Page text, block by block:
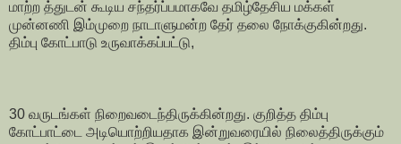
மாற்ற த்துடன் கூடிய சந்தர்ப்பமாகவே தமிழ்தேசிய மக்கள்
முன்னணி இம்முறை நாடாளுமன்ற தேர் தலை நோக்குகின்றது.
திம்பு கோட்பாடு உருவாக்கப்பட்டு,
30 வருடங்கள் நிறைவடைந்திருக்கின்றது. குறித்த திம்பு
கோட்பாட்டை அடியொற்றியதாக இன்றுவரையில் நிலைத்திருக்கும்